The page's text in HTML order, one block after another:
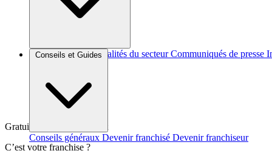
Brèves et actus Actualités du secteur Communiqués de presse
Conseils et Guides
Conseils généraux Devenir franchisé Devenir franchiseur
Gratuit et sans engagement
C’est votre franchise ?